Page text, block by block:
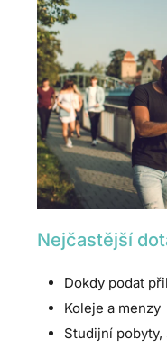
Nejčastější
Dokdy podat
Koleje a menzy
Studijní pobyty,